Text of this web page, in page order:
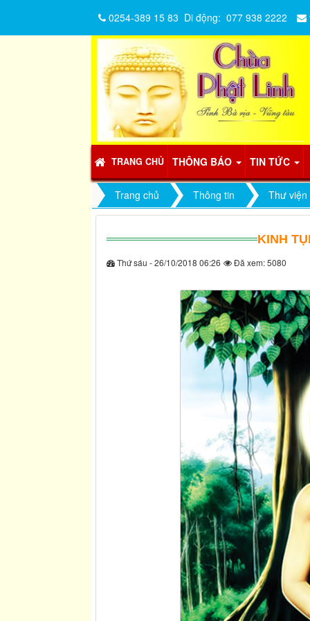
TRANG CHỦ THÔNG BÁO TIN TỨC
0254-389 15 83 Di động: 077 938 2222
Trang chủ Thông tin Thư viện
KINH
Thứ sáu - 26/10/2018 06:26 Đã xem: 5080